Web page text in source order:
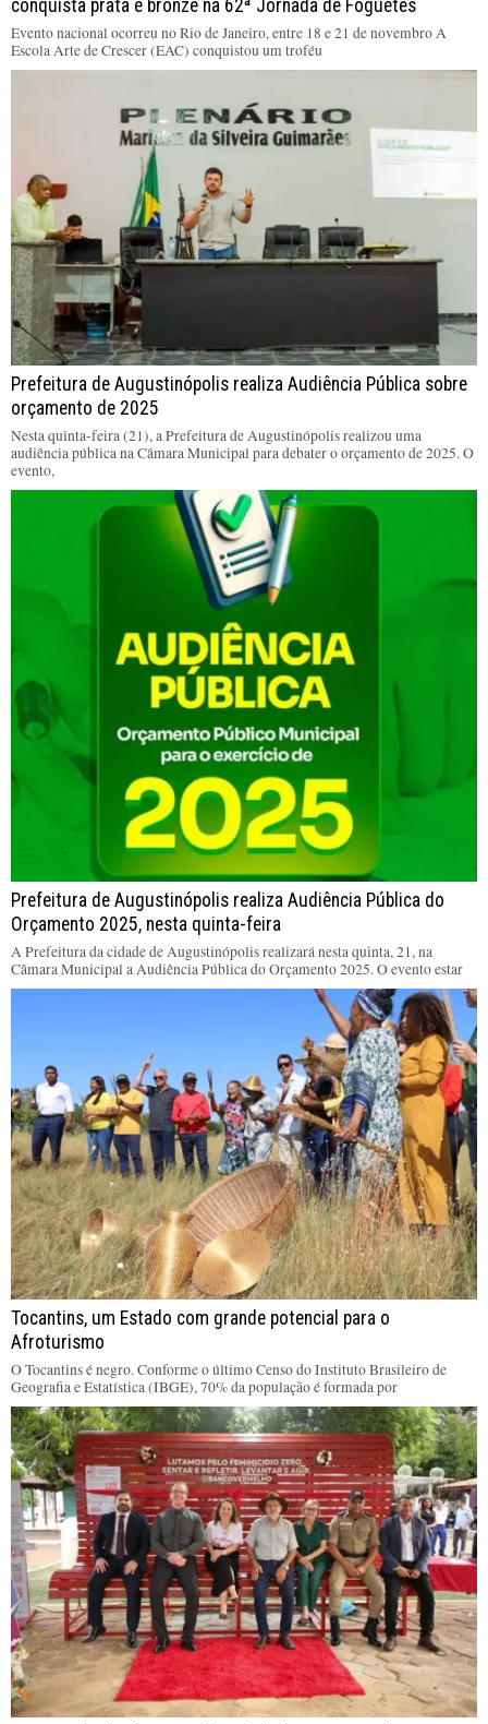
conquista prata e bronze na 62ª Jornada de Foguetes
Evento nacional ocorreu no Rio de Janeiro, entre 18 e 21 de novembro A
Escola Arte de Crescer (EAC) conquistou um troféu
Prefeitura de Augustinópolis realiza Audiência Pública sobre
orçamento de 2025
Nesta quinta-feira (21), a Prefeitura de Augustinópolis realizou uma
audiência pública na Câmara Municipal para debater o orçamento de 2025. O
evento,
Prefeitura de Augustinópolis realiza Audiência Pública do
Orçamento 2025, nesta quinta-feira
A Prefeitura da cidade de Augustinópolis realizará nesta quinta, 21, na
Câmara Municipal a Audiência Pública do Orçamento 2025. O evento estar
Tocantins, um Estado com grande potencial para o
Afroturismo
O Tocantins é negro. Conforme o último Censo do Instituto Brasileiro de
Geografia e Estatística (IBGE), 70% da população é formada por